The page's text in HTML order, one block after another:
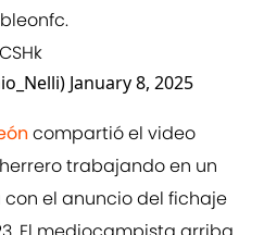
.
January 8, 2025
compartió el video
trabajando en un
el anuncio del fichaje